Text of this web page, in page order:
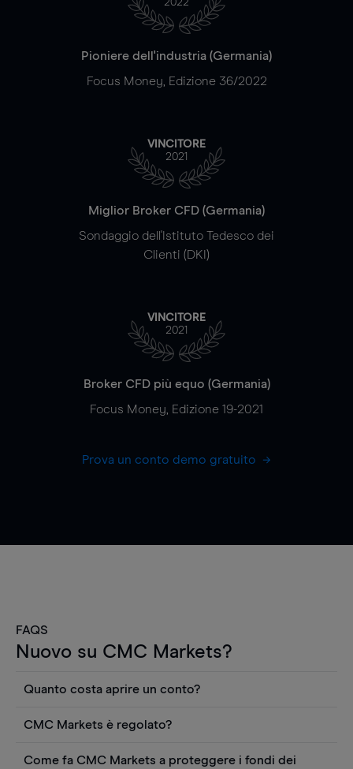
Pioniere dell'industria (Germania)
Focus Money, Edizione 36/2022
VINCITORE
2021
Miglior Broker CFD (Germania)
Sondaggio dell'Istituto Tedesco dei
Clienti (DKI)
VINCITORE
2021
Broker CFD più equo (Germania)
Focus Money, Edizione 19-2021
Prova un conto demo gratuito
FAQS
Nuovo su CMC Markets?
Quanto costa aprire un conto?
Puoi anche visualizzare gratuitamente i prezzi e
utilizzare strumenti come grafici, notizie Reuters
CMC Markets è regolato?
Come fa CMC Markets a proteggere i fondi dei